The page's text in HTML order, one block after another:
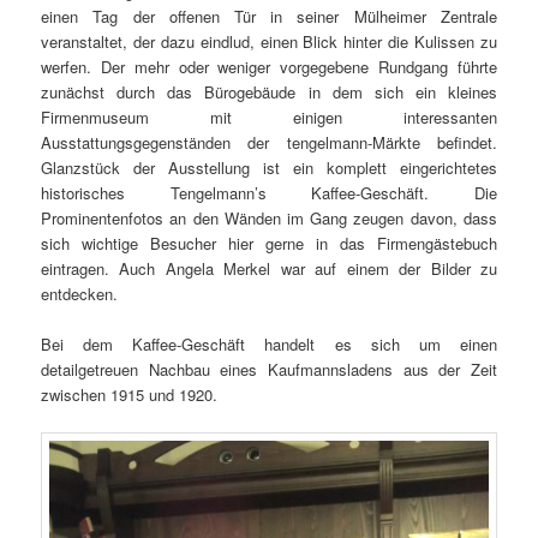
einen Tag der offenen Tür in seiner Mülheimer Zentrale
veranstaltet, der dazu eindlud, einen Blick hinter die Kulissen zu
werfen. Der mehr oder weniger vorgegebene Rundgang führte
zunächst durch das Bürogebäude in dem sich ein kleines
Firmenmuseum mit einigen interessanten
Ausstattungsgegenständen der tengelmann-Märkte befindet.
Glanzstück der Ausstellung ist ein komplett eingerichtetes
historisches Tengelmann’s Kaffee-Geschäft. Die
Prominentenfotos an den Wänden im Gang zeugen davon, dass
sich wichtige Besucher hier gerne in das Firmengästebuch
eintragen. Auch Angela Merkel war auf einem der Bilder zu
entdecken.
Bei dem Kaffee-Geschäft handelt es sich um einen
detailgetreuen Nachbau eines Kaufmannsladens aus der Zeit
zwischen 1915 und 1920.